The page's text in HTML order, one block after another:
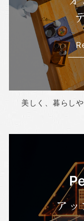
美しく、暮らし